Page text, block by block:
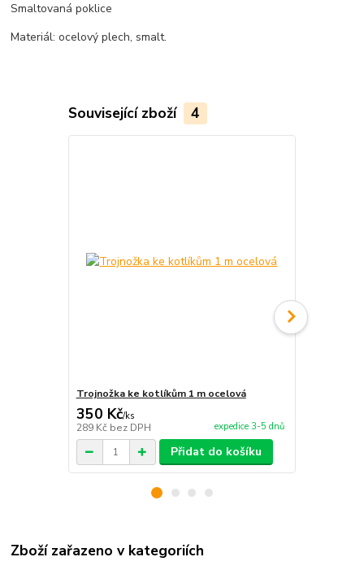
Smaltovaná poklice
Materiál: ocelový plech, smalt.
Související zboží 4
Trojnožka ke kotlíkům 1 m ocelová
350 Kč/ks
289 Kč bez DPH expedice 3-5 dnů
Přidat do košíku
Zboží zařazeno v kategoriích